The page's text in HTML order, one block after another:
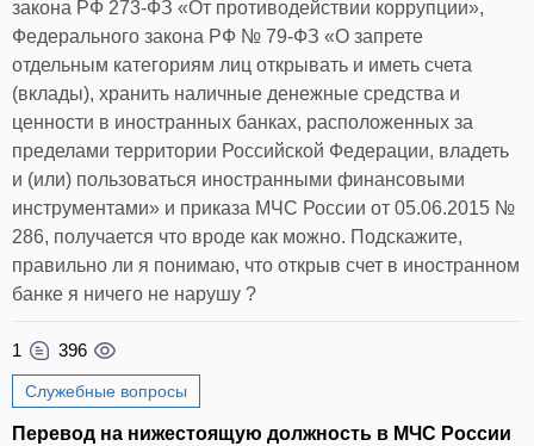
закона РФ 273-ФЗ «От противодействии коррупции»,
Федерального закона РФ № 79-ФЗ «О запрете
отдельным категориям лиц открывать и иметь счета
(вклады), хранить наличные денежные средства и
ценности в иностранных банках, расположенных за
пределами территории Российской Федерации, владеть
и (или) пользоваться иностранными финансовыми
инструментами» и приказа МЧС России от 05.06.2015 №
286, получается что вроде как можно. Подскажите,
правильно ли я понимаю, что открыв счет в иностранном
банке я ничего не нарушу ?
1 396
Служебные вопросы
Перевод на нижестоящую должность в МЧС России